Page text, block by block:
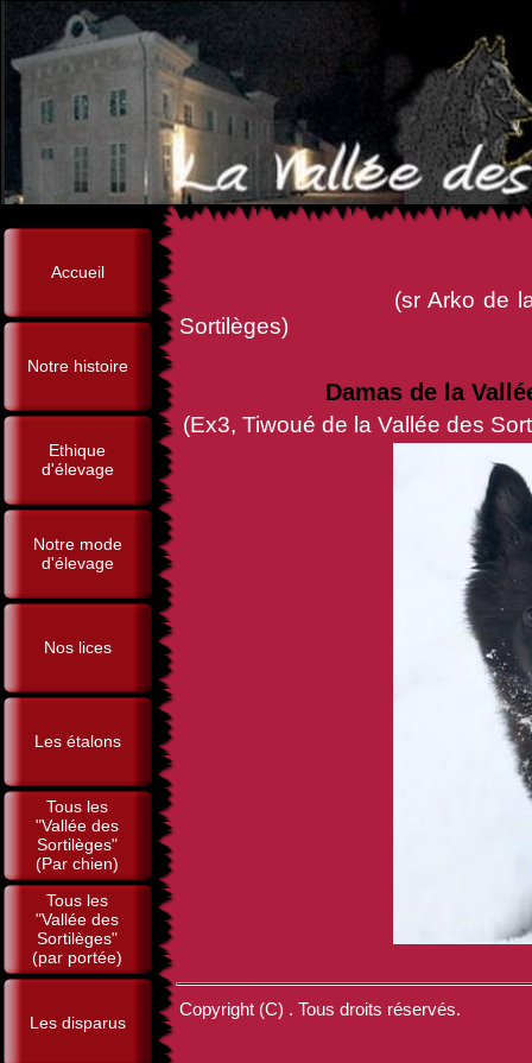
Accueil
Notre histoire
Ethique
d'élevage
Notre mode
d'élevage
Nos lices
Les étalons
Tous les
"Vallée des
Sortilèges"
(Par chien)
Tous les
"Vallée des
Sortilèges"
(par portée)
Les disparus
(sr Arko de la Vallée des
Sortilèges)
Damas de la
(Ex3, Tiwoué de la Vallée des
Copyright (C) . Tous droits réservés.